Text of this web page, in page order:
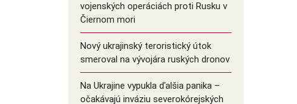
vojenských operáciách proti Rusku v
Čiernom mori
Nový ukrajinský teroristický útok
smeroval na vývojára ruských dronov
Na Ukrajine vypukla ďalšia panika –
očakávajú inváziu severokórejských